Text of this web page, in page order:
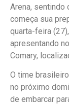
Arena, sentindo
começa sua
quarta-feira
apresentando
Comary,
O time
no próximo
de embarcar